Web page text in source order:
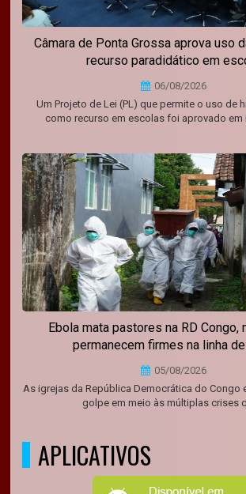
Câmara de Ponta Grossa aprova uso
recurso paradidático em
06/08/2026
Um Projeto de Lei (PL) que permite o uso de
como recurso em escolas foi aprovado em
Ebola mata pastores na RD Congo,
permanecem firmes na linha
05/08/2026
As igrejas da República Democrática do Congo
golpe em meio às múltiplas crises
APLICATIVOS